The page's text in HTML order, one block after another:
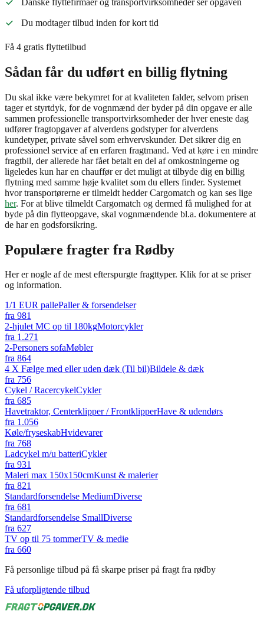
Du modtager tilbud inden for kort tid
Få 4 gratis flyttetilbud
Sådan får du udført en billig flytning
Du skal ikke være bekymret for at kvaliteten falder, selvom prisen
tager et styrtdyk, for de vognmænd der byder på din opgave er alle
sammen professionelle transportvirksomheder der hver eneste dag
udfører fragtopgaver af alverdens godstyper for alverdens
kundetyper, private såvel som erhvervskunder. Det sikrer dig en
professionel service af en erfaren fragtmand. Ved at køre i en mindre
fragtbil, der allerede har fået betalt en del af omkostningerne og
ligeledes kun har en chauffør er det muligt at tilbyde dig en billig
flytning med samme høje kvalitet som du ellers finder. Systemet
hvor transportørerne er tilmeldt hedder Cargomatch og kan ses lige
her. For at blive tilmeldt Cargomatch og dermed få mulighed for at
byde på din flytteopgave, skal vognmændende bl.a. dokumentere at
de har en godsforsikring.
Populære fragter fra Rødby
Her er nogle af de mest efterspurgte fragttyper. Klik for at se priser
og information.
1/1 EUR pallePaller & forsendelser
fra 981
2-hjulet MC op til 180kgMotorcykler
fra 1.271
2-Personers sofaMøbler
fra 864
4 X Fælge med eller uden dæk (Til bil)Bildele & dæk
fra 756
Cykel / RacercykelCykler
fra 685
Havetraktor, Centerklipper / FrontklipperHave & udendørs
fra 1.056
Køle/fryseskabHvidevarer
fra 768
Ladcykel m/u batteriCykler
fra 931
Maleri max 150x150cmKunst & malerier
fra 821
Standardforsendelse MediumDiverse
fra 681
Standardforsendelse SmallDiverse
fra 627
TV op til 75 tommerTV & medie
fra 660
Få personlige tilbud på få skarpe priser på fragt fra rødby
Få uforpligtende tilbud